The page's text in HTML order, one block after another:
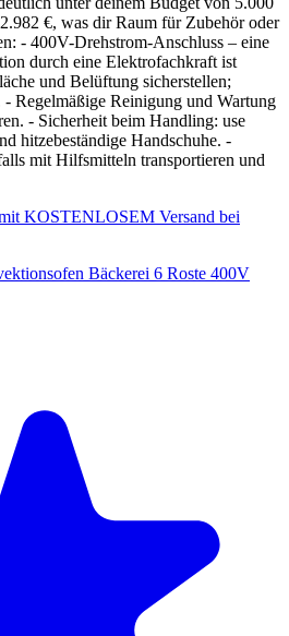
€, was dir Raum für Zubehör oder
- 400V-Drehstrom-Anschluss – eine
durch eine Elektrofachkraft ist
und Belüftung sicherstellen;
Regelmäßige Reinigung und Wartung
- Sicherheit beim Handling: use
hitzebeständige Handschuhe. -
mit Hilfsmitteln transportieren und
KOSTENLOSEM Versand bei
Bäckerei 6 Roste 400V